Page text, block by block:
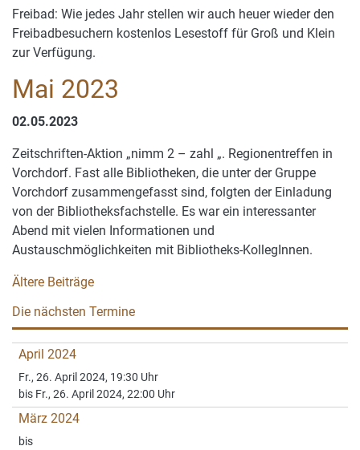
Freibad: Wie jedes Jahr stellen wir auch heuer wieder den
Freibadbesuchern kostenlos Lesestoff für Groß und Klein
zur Verfügung.
Mai 2023
02.05.2023
Zeitschriften-Aktion „nimm 2 – zahl „. Regionentreffen in
Vorchdorf. Fast alle Bibliotheken, die unter der Gruppe
Vorchdorf zusammengefasst sind, folgten der Einladung
von der Bibliotheksfachstelle. Es war ein interessanter
Abend mit vielen Informationen und
Austauschmöglichkeiten mit Bibliotheks-KollegInnen.
Beitragsnavigation
Ältere Beiträge
Die nächsten Termine
April 2024
Fr., 26. April 2024, 19:30 Uhr
bis Fr., 26. April 2024, 22:00 Uhr
März 2024
bis